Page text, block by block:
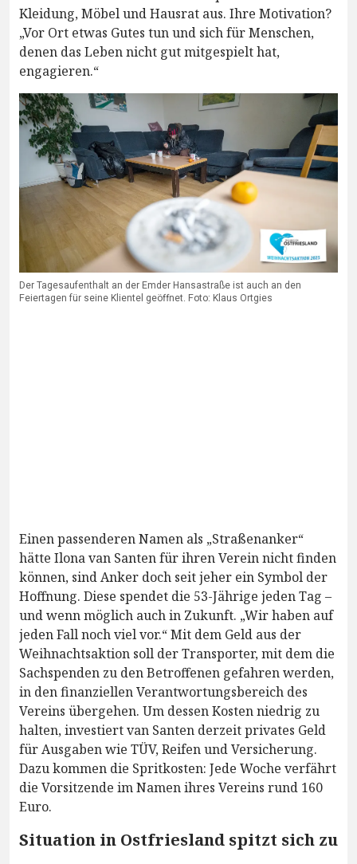
Kleidung, Möbel und Hausrat aus. Ihre Motivation?
„Vor Ort etwas Gutes tun und sich für Menschen,
denen das Leben nicht gut mitgespielt hat,
engagieren.“
Der Tagesaufenthalt an der Emder Hansastraße ist auch an den
Feiertagen für seine Klientel geöffnet. Foto: Klaus Ortgies
Einen passenderen Namen als „Straßenanker“
hätte Ilona van Santen für ihren Verein nicht finden
können, sind Anker doch seit jeher ein Symbol der
Hoffnung. Diese spendet die 53-Jährige jeden Tag –
und wenn möglich auch in Zukunft. „Wir haben auf
jeden Fall noch viel vor.“ Mit dem Geld aus der
Weihnachtsaktion soll der Transporter, mit dem die
Sachspenden zu den Betroffenen gefahren werden,
in den finanziellen Verantwortungsbereich des
Vereins übergehen. Um dessen Kosten niedrig zu
halten, investiert van Santen derzeit privates Geld
für Ausgaben wie TÜV, Reifen und Versicherung.
Dazu kommen die Spritkosten: Jede Woche verfährt
die Vorsitzende im Namen ihres Vereins rund 160
Euro.
Situation in Ostfriesland spitzt sich zu